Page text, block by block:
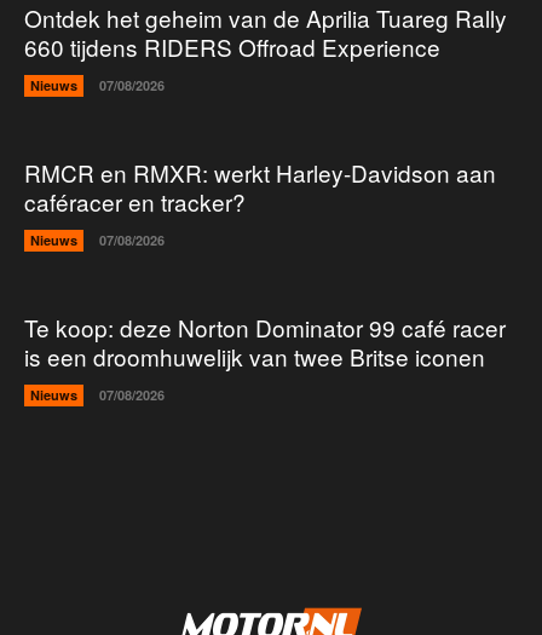
Ontdek het geheim van de Aprilia Tuareg Rally
660 tijdens RIDERS Offroad Experience
Nieuws 07/08/2026
RMCR en RMXR: werkt Harley-Davidson aan
caféracer en tracker?
Nieuws 07/08/2026
Te koop: deze Norton Dominator 99 café racer
is een droomhuwelijk van twee Britse iconen
Nieuws 07/08/2026